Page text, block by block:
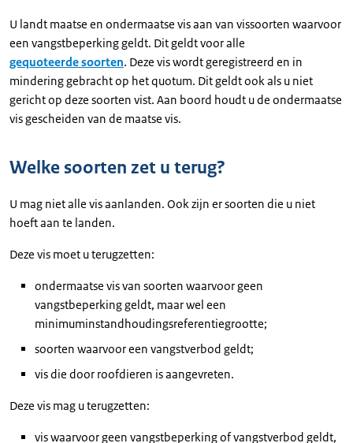
U landt maatse en ondermaatse vis aan van vissoorten waarvoor
een vangstbeperking geldt. Dit geldt voor alle
gequoteerde soorten. Deze vis wordt geregistreerd en in
mindering gebracht op het quotum. Dit geldt ook als u niet
gericht op deze soorten vist. Aan boord houdt u de ondermaatse
vis gescheiden van de maatse vis.
Welke soorten zet u terug?
U mag niet alle vis aanlanden. Ook zijn er soorten die u niet
hoeft aan te landen.
Deze vis moet u terugzetten:
ondermaatse vis van soorten waarvoor geen
vangstbeperking geldt, maar wel een
minimuminstandhoudingsreferentiegrootte;
soorten waarvoor een vangstverbod geldt;
vis die door roofdieren is aangevreten.
Deze vis mag u terugzetten:
vis waarvoor geen vangstbeperking of vangstverbod geldt,